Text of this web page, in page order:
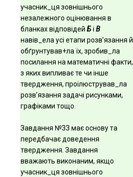
учасник_ця зовнішнього
незалежного оцінювання в
бланках відповідей Бі В
навів_ела усі етапи розв’язання й
обґрунтував+ла їх, зробив_ла
посилання на математичні факти,
з яких випливає те чи інше
твердження, проілюстрував_ла
розв’язання задачі рисунками,
графіками тощо.
Завдання №33 має основу та
передбачає доведення
твердження. Завдання
вважають виконаним, якщо
учасник_ця зовнішнього